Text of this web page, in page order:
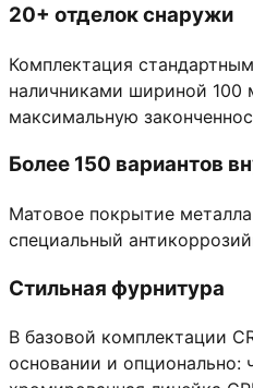
20+ отделок снаружи
Комплектация
наличниками шириной 100
максимальную
Более 150 вариантов
Матовое покрытие
специальный
Стильная фурнитура
В базовой комплектации
основании и опционально: